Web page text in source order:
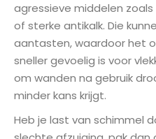
agressieve middelen
of sterke antikalk. Die
aantasten, waardoor het
sneller gevoelig is voor
om wanden na gebruik
minder kans krijgt.
Heb je last van schimmel